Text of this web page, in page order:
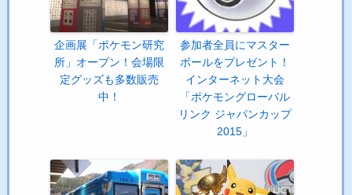
企画展「ポケモン研究
所」オープン！会場限
定グッズも多数販売
中！
参加者全員にマスター
ボールをプレゼント！
インターネット大会
「ポケモングローバル
リンク ジャパンカップ
2015」